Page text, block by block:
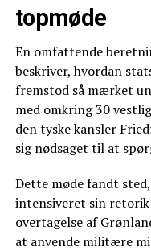
topmøde
En omfattende
beskriver, hvordan
fremstod så mærket
med omkring 30
den tyske kansler
sig nødsaget til at
Dette møde fandt
intensiveret sin
overtagelse af
at anvende militære